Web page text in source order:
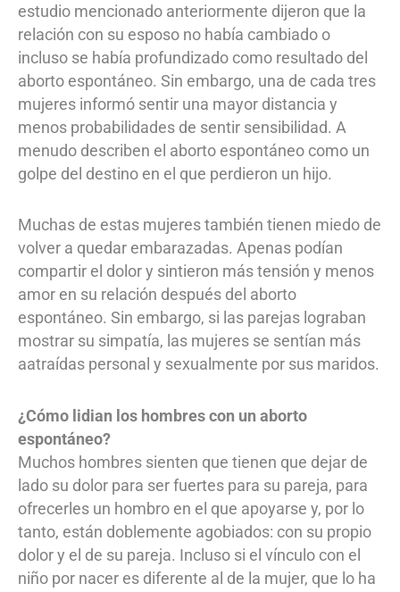
estudio mencionado anteriormente dijeron que la
relación con su esposo no había cambiado o
incluso se había profundizado como resultado del
aborto espontáneo. Sin embargo, una de cada tres
mujeres informó sentir una mayor distancia y
menos probabilidades de sentir sensibilidad. A
menudo describen el aborto espontáneo como un
golpe del destino en el que perdieron un hijo.
Muchas de estas mujeres también tienen miedo de
volver a quedar embarazadas. Apenas podían
compartir el dolor y sintieron más tensión y menos
amor en su relación después del aborto
espontáneo. Sin embargo, si las parejas lograban
mostrar su simpatía, las mujeres se sentían más
aatraídas personal y sexualmente por sus maridos.
¿Cómo lidian los hombres con un aborto
espontáneo?
Muchos hombres sienten que tienen que dejar de
lado su dolor para ser fuertes para su pareja, para
ofrecerles un hombro en el que apoyarse y, por lo
tanto, están doblemente agobiados: con su propio
dolor y el de su pareja. Incluso si el vínculo con el
niño por nacer es diferente al de la mujer, que lo ha